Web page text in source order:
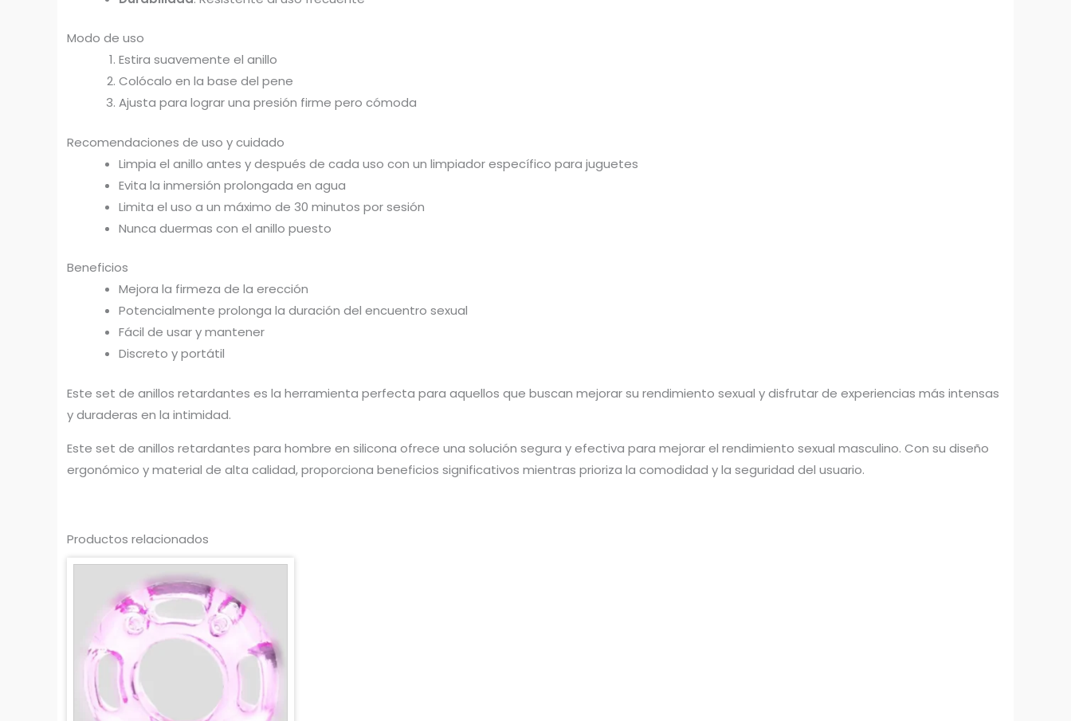
Modo de uso
Estira suavemente el anillo
Colócalo en la base del pene
Ajusta para lograr una presión firme pero cómoda
Recomendaciones de uso y cuidado
Limpia el anillo antes y después de cada uso con un limpiador específico para juguetes
Evita la inmersión prolongada en agua
Limita el uso a un máximo de 30 minutos por sesión
Nunca duermas con el anillo puesto
Beneficios
Mejora la firmeza de la erección
Potencialmente prolonga la duración del encuentro sexual
Fácil de usar y mantener
Discreto y portátil
Este set de anillos retardantes es la herramienta perfecta para aquellos que buscan mejorar su rendimiento sexual y disfrutar de experiencias más intensas
y duraderas en la intimidad.
Este set de anillos retardantes para hombre en silicona ofrece una solución segura y efectiva para mejorar el rendimiento sexual masculino. Con su diseño
ergonómico y material de alta calidad, proporciona beneficios significativos mientras prioriza la comodidad y la seguridad del usuario.
Productos relacionados